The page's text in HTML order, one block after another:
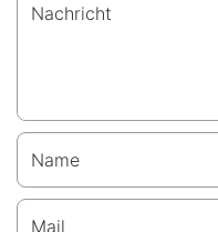
Nachricht
Name
Mail